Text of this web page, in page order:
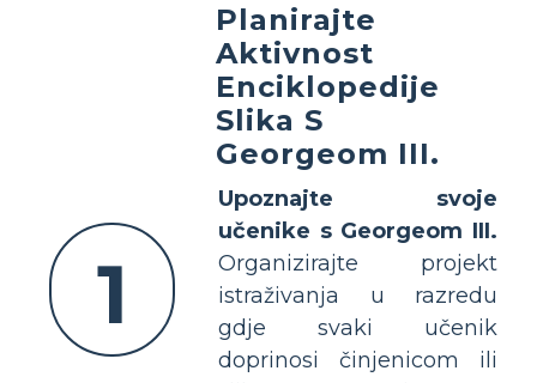
1
Planirajte
Aktivnost
Enciklopedije
Slika S
Georgeom III.
Upoznajte svoje
učenike s Georgeom III.
Organizirajte projekt
istraživanja u razredu
gdje svaki učenik
doprinosi činjenicom ili